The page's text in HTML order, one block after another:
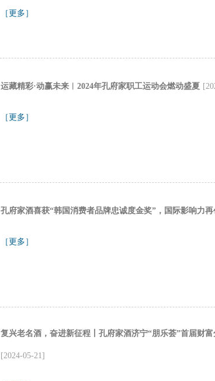
［更多］
运藏精彩·动赢未来︱2024年孔府家职工运动会燃动盛夏
［更多］
孔府家酒喜获“韩国消费者品牌忠诚度金奖”，国际影响力
［更多］
复兴老名酒，奋进新征程丨孔府家酒济宁“朋乐荟”首届财
[2024-05-21]